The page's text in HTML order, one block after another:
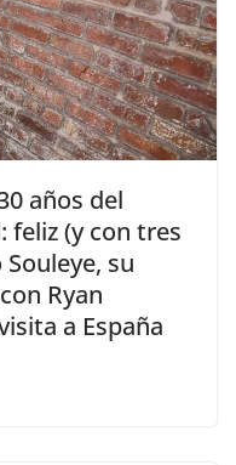
años del
feliz (y con tres
su
Ryan
a España